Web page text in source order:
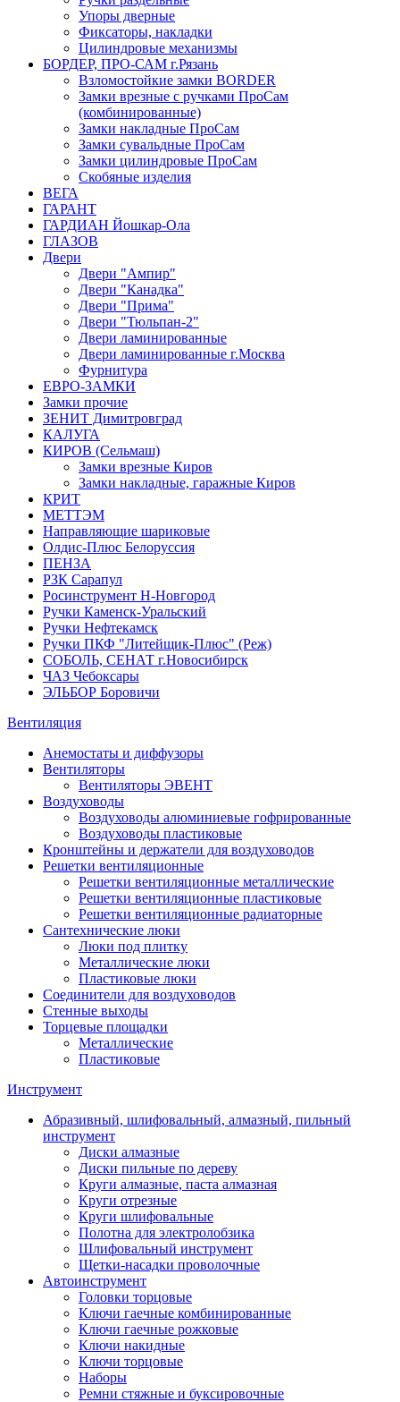
Упоры дверные
Фиксаторы, накладки
Цилиндровые механизмы
БОРДЕР, ПРО-САМ г.Рязань
Взломостойкие замки BORDER
Замки врезные с ручками ПроСам
(комбинированные)
Замки накладные ПроСам
Замки сувальдные ПроСам
Замки цилиндровые ПроСам
Скобяные изделия
ВЕГА
ГАРАНТ
ГАРДИАН Йошкар-Ола
ГЛАЗОВ
Двери
Двери "Ампир"
Двери "Канадка"
Двери "Прима"
Двери "Тюльпан-2"
Двери ламинированные
Двери ламинированные г.Москва
Фурнитура
ЕВРО-ЗАМКИ
Замки прочие
ЗЕНИТ Димитровград
КАЛУГА
КИРОВ (Сельмаш)
Замки врезные Киров
Замки накладные, гаражные Киров
КРИТ
МЕТТЭМ
Направляющие шариковые
Олдис-Плюс Белоруссия
ПЕНЗА
РЗК Сарапул
Росинструмент Н-Новгород
Ручки Каменск-Уральский
Ручки Нефтекамск
Ручки ПКФ "Литейщик-Плюс" (Реж)
СОБОЛЬ, СЕНАТ г.Новосибирск
ЧАЗ Чебоксары
ЭЛЬБОР Боровичи
Вентиляция
Анемостаты и диффузоры
Вентиляторы
Вентиляторы ЭВЕНТ
Воздуховоды
Воздуховоды алюминиевые гофрированные
Воздуховоды пластиковые
Кронштейны и держатели для воздуховодов
Решетки вентиляционные
Решетки вентиляционные металлические
Решетки вентиляционные пластиковые
Решетки вентиляционные радиаторные
Сантехнические люки
Люки под плитку
Металлические люки
Пластиковые люки
Соединители для воздуховодов
Стенные выходы
Торцевые площадки
Металлические
Пластиковые
Инструмент
Абразивный, шлифовальный, алмазный, пильный
инструмент
Диски алмазные
Диски пильные по дереву
Круги алмазные, паста алмазная
Круги отрезные
Круги шлифовальные
Полотна для электролобзика
Шлифовальный инструмент
Щетки-насадки проволочные
Автоинструмент
Головки торцовые
Ключи гаечные комбинированные
Ключи гаечные рожковые
Ключи накидные
Ключи торцовые
Наборы
Ремни стяжные и буксировочные